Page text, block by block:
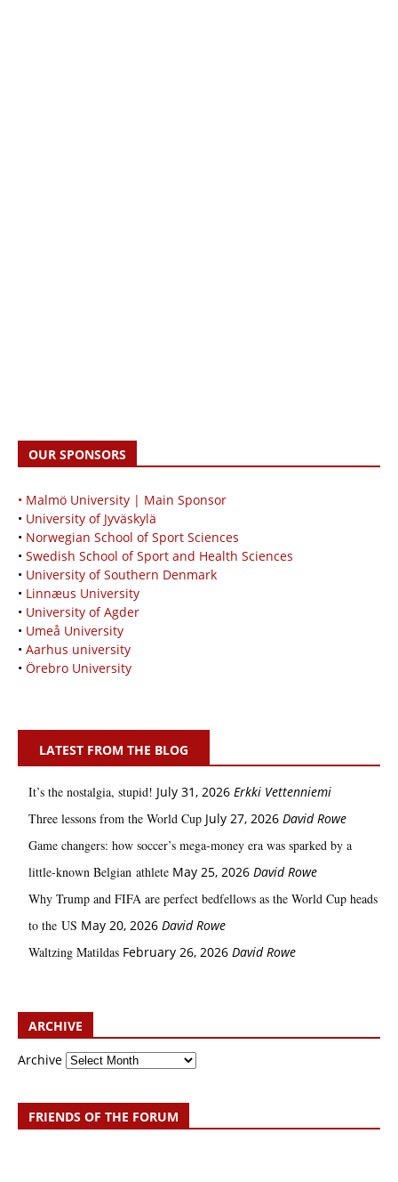
OUR SPONSORS
• Malmö University | Main Sponsor
• University of Jyväskylä
• Norwegian School of Sport Sciences
• Swedish School of Sport and Health Sciences
• University of Southern Denmark
• Linnæus University
• University of Agder
• Umeå University
• Aarhus university
• Örebro University
LATEST FROM THE BLOG
It’s the nostalgia, stupid! July 31, 2026 Erkki Vetten­­niemi
Three lessons from the World Cup July 27, 2026 David Rowe
Game changers: how soccer’s mega‑money era was sparked by a
little‑known Belgian athlete May 25, 2026 David Rowe
Why Trump and FIFA are perfect bedfellows as the World Cup heads
to the US May 20, 2026 David Rowe
Waltzing Matildas February 26, 2026 David Rowe
ARCHIVE
Archive
FRIENDS OF THE FORUM